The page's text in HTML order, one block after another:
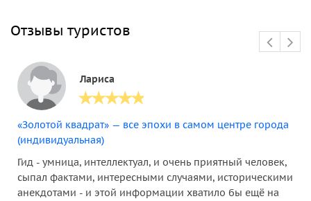
Отзывы туристов
Лариса
«Золотой квадрат» — все эпохи в самом центре города
(индивидуальная)
Гид - умница, интеллектуал, и очень приятный человек,
сыпал фактами, интересными случаями, историческими
анекдотами - и этой информации хватило бы ещё на